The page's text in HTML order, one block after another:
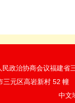
民政治协商会议福建省
三元区高岩新村 52
中文